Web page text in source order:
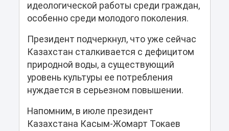
идеологической работы среди граждан,
особенно среди молодого поколения.
Президент подчеркнул, что уже сейчас
Казахстан сталкивается с дефицитом
природной воды, а существующий
уровень культуры ее потребления
нуждается в серьезном повышении.
Напомним, в июле президент
Казахстана Касым-Жомарт Токаев